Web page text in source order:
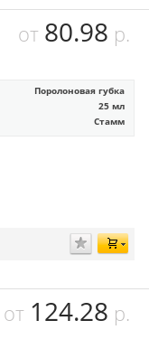
от 80.98 р.
Поролоновая губка
25 мл
Стамм
от 124.28 р.